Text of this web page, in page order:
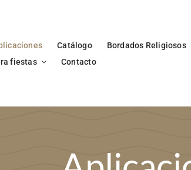
Catálogo Bordados Religiosos
fiestas
Contacto